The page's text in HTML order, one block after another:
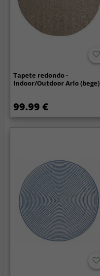
Tapete redondo -
Indoor/Outdoor Arlo (bege)
99.99 €